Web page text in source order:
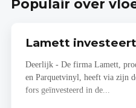
Populair over
Lamett
Deerlijk - De firma Lamett,
en Parquetvinyl, heeft via zijn
fors geïnvesteerd in de...